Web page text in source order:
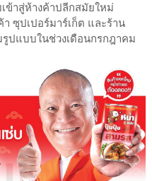
ข้าสู่ห้างค้าปลีกสมัยใหม่
ซุปเปอร์มาร์เก็ต และร้าน
ปแบบในช่วงเดือนกรกฎาคม